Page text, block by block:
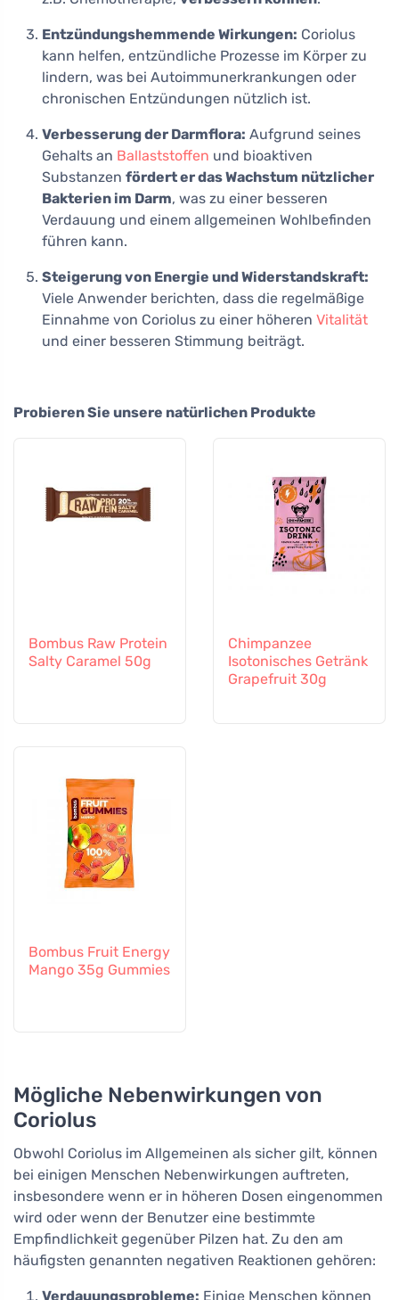
Entzündungshemmende Wirkungen: Coriolus
kann helfen, entzündliche Prozesse im Körper zu
lindern, was bei Autoimmunerkrankungen oder
chronischen Entzündungen nützlich ist.
Verbesserung der Darmflora: Aufgrund seines
Gehalts an Ballaststoffen und bioaktiven
Substanzen fördert er das Wachstum nützlicher
Bakterien im Darm, was zu einer besseren
Verdauung und einem allgemeinen Wohlbefinden
führen kann.
Steigerung von Energie und Widerstandskraft:
Viele Anwender berichten, dass die regelmäßige
Einnahme von Coriolus zu einer höheren Vitalität
und einer besseren Stimmung beiträgt.
Probieren Sie unsere natürlichen Produkte
Bombus Raw Protein
Salty Caramel 50g
Chimpanzee
Isotonisches Getränk
Grapefruit 30g
Bombus Fruit Energy
Mango 35g Gummies
Mögliche Nebenwirkungen von
Coriolus
Obwohl Coriolus im Allgemeinen als sicher gilt, können
bei einigen Menschen Nebenwirkungen auftreten,
insbesondere wenn er in höheren Dosen eingenommen
wird oder wenn der Benutzer eine bestimmte
Empfindlichkeit gegenüber Pilzen hat. Zu den am
häufigsten genannten negativen Reaktionen gehören:
Verdauungsprobleme: Einige Menschen können